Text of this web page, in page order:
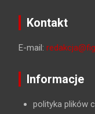
Kontakt
E-mail:
Informacje
polityka plików